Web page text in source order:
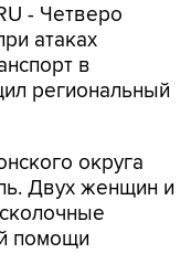
- Четверо
атаках
в
региональный
округа
Двух женщин и
помощи